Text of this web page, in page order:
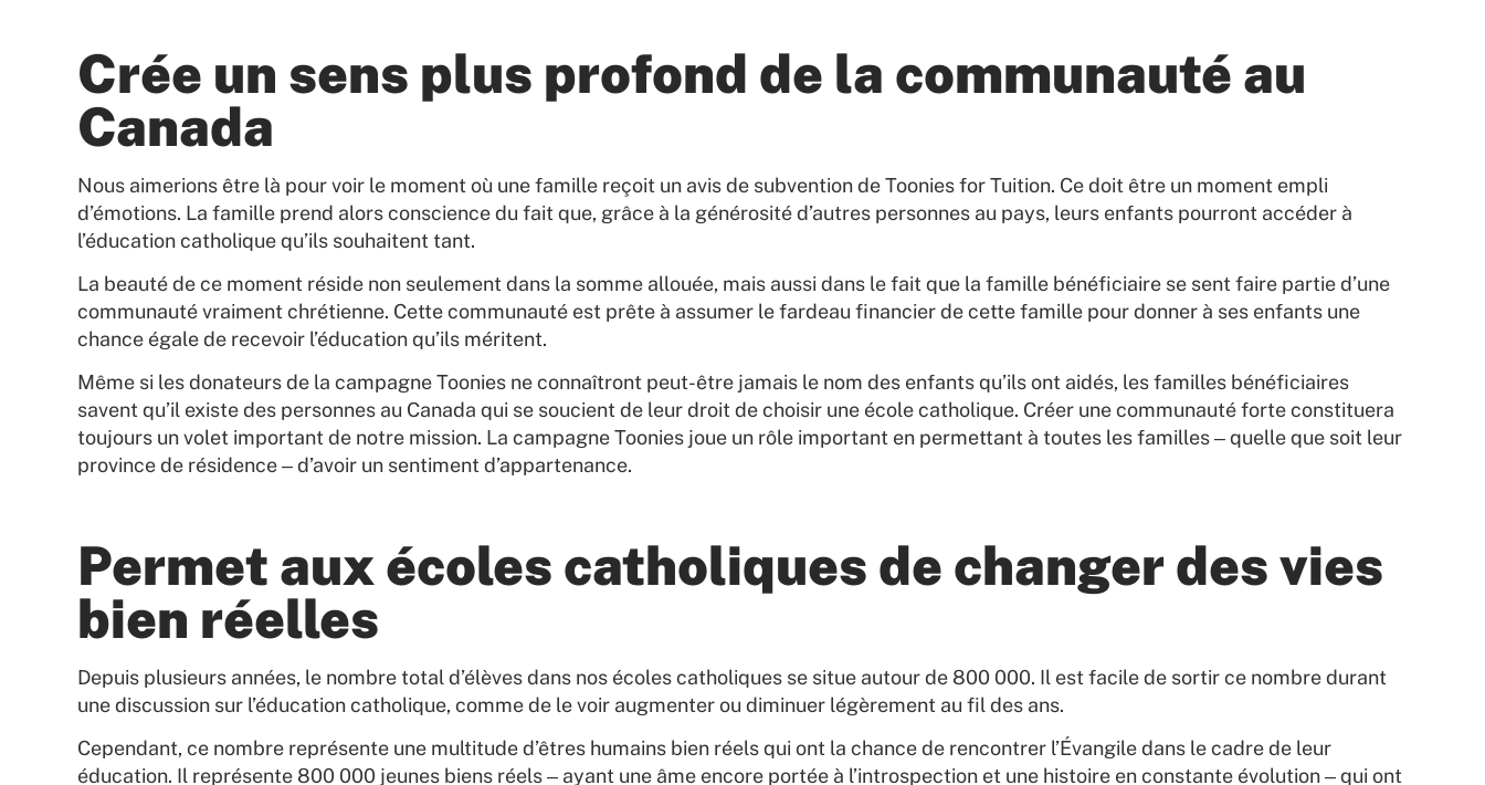
Crée un sens plus profond de la communauté au
Canada
Nous aimerions être là pour voir le moment où une famille reçoit un avis de subvention de Toonies for Tuition. Ce doit être un moment empli
d’émotions. La famille prend alors conscience du fait que, grâce à la générosité d’autres personnes au pays, leurs enfants pourront accéder à
l’éducation catholique qu’ils souhaitent tant.
La beauté de ce moment réside non seulement dans la somme allouée, mais aussi dans le fait que la famille bénéficiaire se sent faire partie d’une
communauté vraiment chrétienne. Cette communauté est prête à assumer le fardeau financier de cette famille pour donner à ses enfants une
chance égale de recevoir l’éducation qu’ils méritent.
Même si les donateurs de la campagne Toonies ne connaîtront peut-être jamais le nom des enfants qu’ils ont aidés, les familles bénéficiaires
savent qu’il existe des personnes au Canada qui se soucient de leur droit de choisir une école catholique. Créer une communauté forte constituera
toujours un volet important de notre mission. La campagne Toonies joue un rôle important en permettant à toutes les familles ‒ quelle que soit leur
province de résidence ‒ d’avoir un sentiment d’appartenance.
Permet aux écoles catholiques de changer des vies
bien réelles
Depuis plusieurs années, le nombre total d’élèves dans nos écoles catholiques se situe autour de 800 000. Il est facile de sortir ce nombre durant
une discussion sur l’éducation catholique, comme de le voir augmenter ou diminuer légèrement au fil des ans.
Cependant, ce nombre représente une multitude d’êtres humains bien réels qui ont la chance de rencontrer l’Évangile dans le cadre de leur
éducation. Il représente 800 000 jeunes biens réels ‒ ayant une âme encore portée à l’introspection et une histoire en constante évolution ‒ qui ont